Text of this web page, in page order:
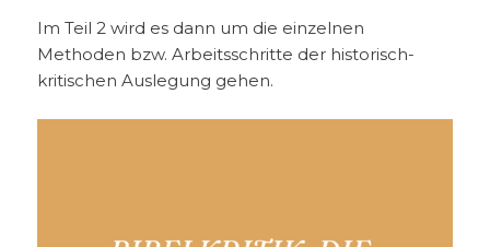
Im Teil 2 wird es dann um die einzelnen
Methoden bzw. Arbeitsschritte der historisch-
kritischen Auslegung gehen.